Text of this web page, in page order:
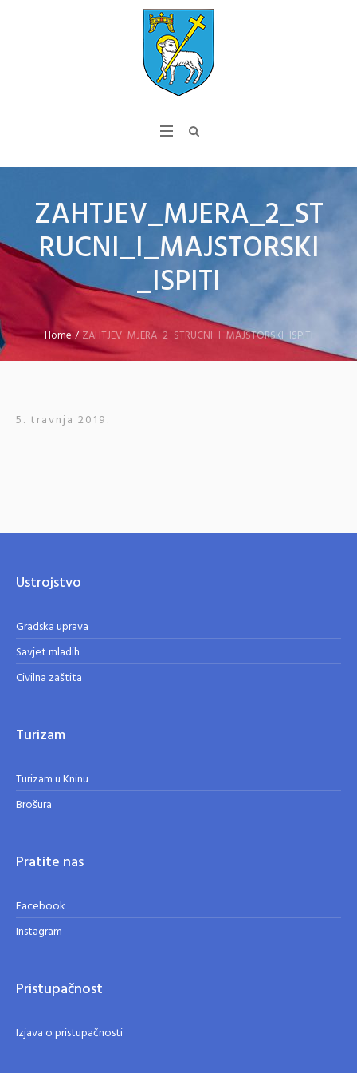
ZAHTJEV_MJERA_2_ST
RUCNI_I_MAJSTORSKI
_ISPITI
Home/ZAHTJEV_MJERA_2_STRUCNI_I_MAJSTORSKI_ISPITI
5. travnja 2019.
Ustrojstvo
Gradska uprava
Savjet mladih
Civilna zaštita
Turizam
Turizam u Kninu
Brošura
Pratite nas
Facebook
Instagram
Pristupačnost
Izjava o pristupačnosti